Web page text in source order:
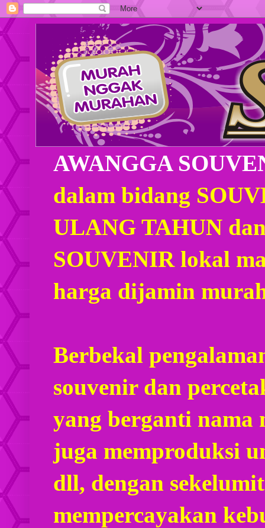
AWANGGA
dalam bidang
ULANG TAHUN
SOUVENIR lokal
harga dijamin
Berbekal
souvenir dan
yang berganti nama
juga memproduksi
dll, dengan
mempercayakan